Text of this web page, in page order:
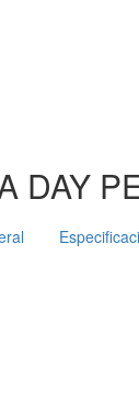
DAY